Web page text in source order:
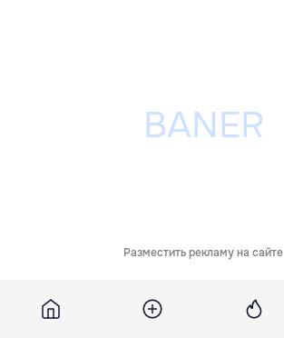
Разместить рекламу на сайте
Похожие новости